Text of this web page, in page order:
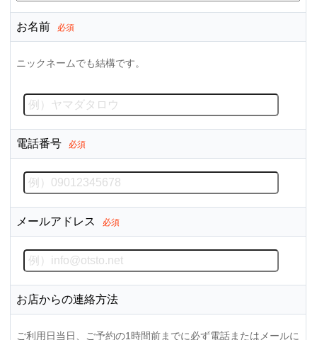
お名前 必須
ニックネームでも結構です。
電話番号 必須
メールアドレス 必須
お店からの連絡方法
ご利用日当日、ご予約の1時間前までに必ず電話またはメールに